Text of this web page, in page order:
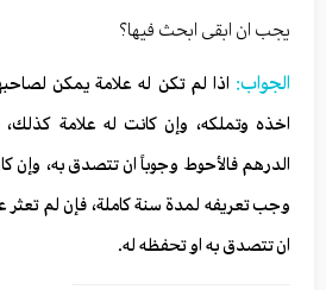
يجب ان ابقى ابحث فيها؟
الجواب: اذا لم تكن له علامة يمكن
اخذه وتملكه، وإن كانت له علامة
الدرهم فالأحوط وجوباً ان تتصدق به، وإن
وجب تعريفه لمدة سنة كاملة، فإن لم تعثر
ان تتصدق به او تحفظه له.